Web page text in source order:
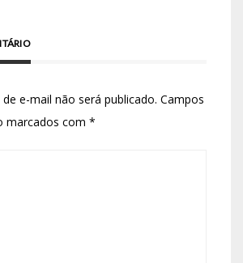
e-mail não será publicado. Campos
marcados com *